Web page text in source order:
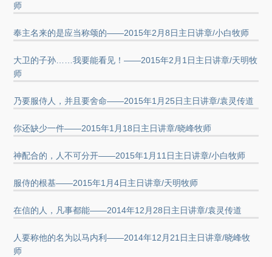
师
奉主名来的是应当称颂的——2015年2月8日主日讲章/小白牧师
大卫的子孙……我要能看见！——2015年2月1日主日讲章/天明牧
师
乃要服侍人，并且要舍命——2015年1月25日主日讲章/袁灵传道
你还缺少一件——2015年1月18日主日讲章/晓峰牧师
神配合的，人不可分开——2015年1月11日主日讲章/小白牧师
服侍的根基——2015年1月4日主日讲章/天明牧师
在信的人，凡事都能——2014年12月28日主日讲章/袁灵传道
人要称他的名为以马内利——2014年12月21日主日讲章/晓峰牧
师